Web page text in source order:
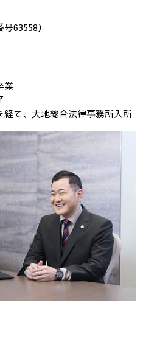
63558）
業
て、大地総合法律事務所入所